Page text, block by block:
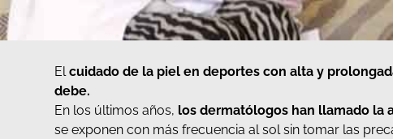
Elcuidado de la piel en deportes con alta y
debe.
En los últimos años, los dermatólogos han llamado la
se exponen con más frecuencia al sol sin tomar las